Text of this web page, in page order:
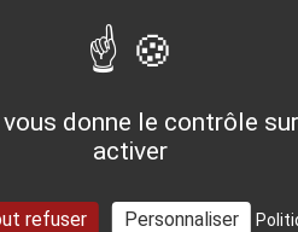
RÉGIONALES
donne le contrôle
activer
refuser Personnaliser